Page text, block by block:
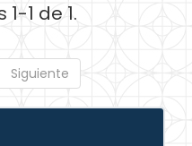
1 de 1.
Siguiente